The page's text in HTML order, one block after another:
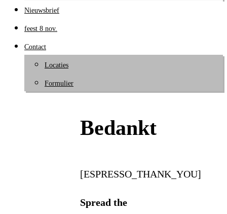
Nieuwsbrief
feest 8 nov.
Contact
Locaties
Formulier
Bedankt
[ESPRESSO_THANK_YOU]
Spread the